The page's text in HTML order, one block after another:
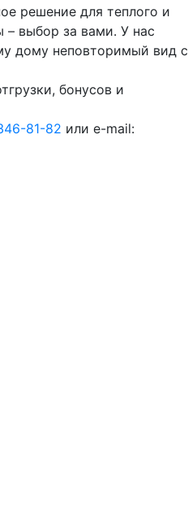
решение для теплого и
– выбор за вами. У нас
дому неповторимый вид с
бонусов и
81-82 или e-mail: